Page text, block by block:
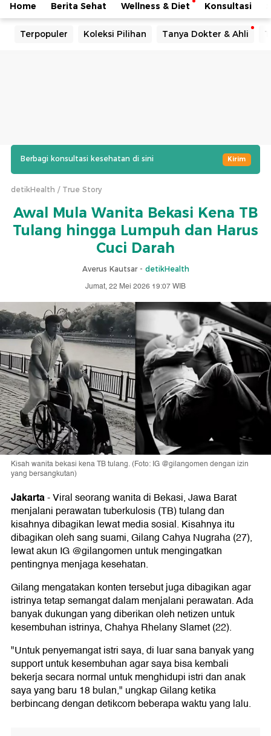
Home Berita Sehat Wellness & Diet Konsultasi
Terpopuler Koleksi Pilihan Tanya Dokter & Ahli
Berbagi konsultasi kesehatan di sini Kirim
detikHealth True Story
Awal Mula Wanita Bekasi Kena TB
Tulang hingga Lumpuh dan Harus
Cuci Darah
Averus Kautsar - detikHealth
Jumat, 22 Mei 2026 19:07 WIB
Kisah wanita bekasi kena TB tulang. (Foto: IG @gilangomen dengan izin
yang bersangkutan)
Jakarta-Viral seorang wanita di Bekasi, Jawa Barat
menjalani perawatan tuberkulosis (TB) tulang dan
kisahnya dibagikan lewat media sosial. Kisahnya itu
dibagikan oleh sang suami, Gilang Cahya Nugraha (27),
lewat akun IG @gilangomen untuk mengingatkan
pentingnya menjaga kesehatan.
Gilang mengatakan konten tersebut juga dibagikan agar
istrinya tetap semangat dalam menjalani perawatan. Ada
banyak dukungan yang diberikan oleh netizen untuk
kesembuhan istrinya, Chahya Rhelany Slamet (22).
"Untuk penyemangat istri saya, di luar sana banyak yang
support untuk kesembuhan agar saya bisa kembali
bekerja secara normal untuk menghidupi istri dan anak
saya yang baru 18 bulan," ungkap Gilang ketika
berbincang dengan detikcom beberapa waktu yang lalu.